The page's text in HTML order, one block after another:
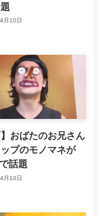
月10日
】おばたのお兄さん
プのモノマネが
話題
月10日